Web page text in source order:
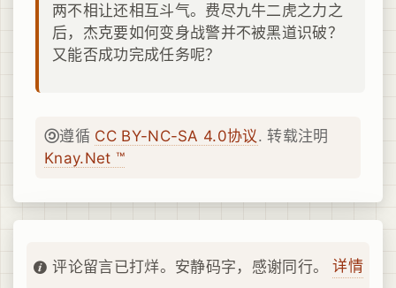
两不相让还相互斗气。费尽九牛二虎之力之
后，杰克要如何变身战警并不被黑道识破？
又能否成功完成任务呢？
遵循 CC BY-NC-SA 4.0协议. 转载注明
Knay.Net ™
评论留言已打烊。安静码字，感谢同行。 详情